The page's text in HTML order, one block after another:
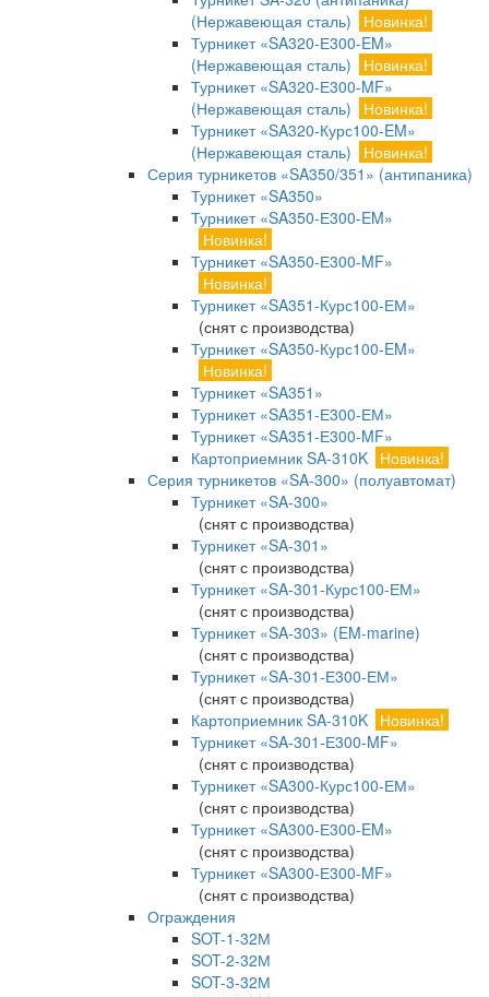
(Нержавеющая сталь)
Новинка!
Турникет «SA320-Е300-EM»
(Нержавеющая сталь)
Новинка!
Турникет «SA320-Е300-MF»
(Нержавеющая сталь)
Новинка!
Турникет «SA320-Курс100-EM»
(Нержавеющая сталь)
Новинка!
Серия турникетов «SA350/351» (антипаника)
Турникет «SA350»
Турникет «SA350-Е300-EM»
Новинка!
Турникет «SA350-Е300-MF»
Новинка!
Турникет «SA351-Курс100-ЕМ»
(снят с производства)
Турникет «SA350-Курс100-EM»
Новинка!
Турникет «SA351»
Турникет «SA351-Е300-ЕМ»
Турникет «SA351-Е300-MF»
Картоприемник SA-310K Новинка!
Серия турникетов «SA-300» (полуавтомат)
Турникет «SA-300»
(снят с производства)
Турникет «SA-301»
(снят с производства)
Турникет «SA-301-Курс100-ЕМ»
(снят с производства)
Турникет «SA-303» (EM-marine)
(снят с производства)
Турникет «SA-301-Е300-ЕМ»
(снят с производства)
Картоприемник SA-310K Новинка!
Турникет «SA-301-Е300-MF»
(снят с производства)
Турникет «SA300-Курс100-ЕМ»
(снят с производства)
Турникет «SA300-Е300-EM»
(снят с производства)
Турникет «SA300-Е300-MF»
(снят с производства)
Ограждения
SOT-1-32М
SOT-2-32М
SOT-3-32М